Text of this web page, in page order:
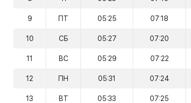
9 ПТ 05:25 07:18
10 СБ 05:27 07:20
11 ВС 05:29 07:22
12 ПН 05:31 07:24
13 ВТ 05:33 07:25